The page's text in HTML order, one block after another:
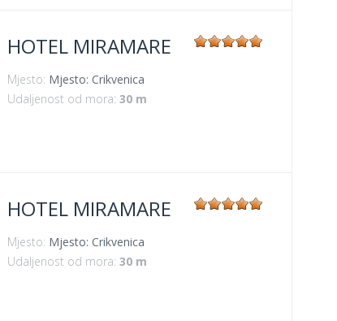
HOTEL MIRAMARE
Mjesto: Mjesto: Crikvenica
Udaljenost od mora: 30 m
HOTEL MIRAMARE
Mjesto: Mjesto: Crikvenica
Udaljenost od mora: 30 m